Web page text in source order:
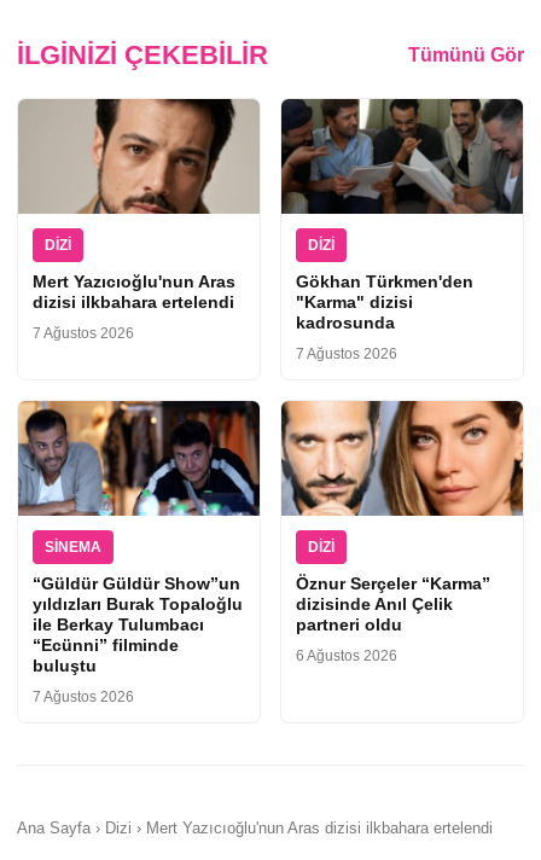
İLGINIZI ÇEKEBILIR Tümünü Gör
DIZI
Mert Yazıcıoğlu'nun Aras
dizisi ilkbahara ertelendi
7 Ağustos 2026
DIZI
Gökhan Türkmen'den
"Karma" dizisi
kadrosunda
7 Ağustos 2026
SINEMA
“Güldür Güldür Show”un
yıldızları Burak Topaloğlu
ile Berkay Tulumbacı
“Ecünni” filminde
buluştu
7 Ağustos 2026
DIZI
Öznur Serçeler “Karma”
dizisinde Anıl Çelik
partneri oldu
6 Ağustos 2026
Ana Sayfa › Dizi › Mert Yazıcıoğlu'nun Aras dizisi ilkbahara ertelendi